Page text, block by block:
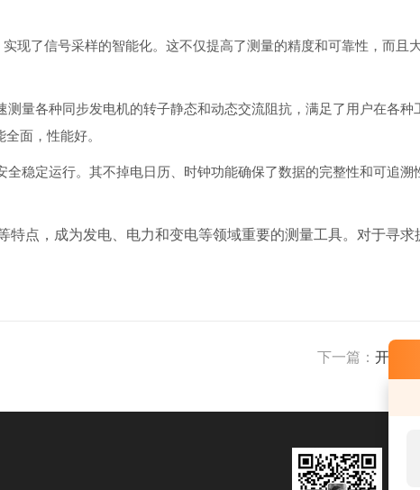
现了信号采样的智能化。这不仅提高了测量的精度和可靠性，而且
量各种同步发电机的转子静态和动态交流阻抗，满足了用户在各
全面，性能好。
稳定运行。其不掉电日历、时钟功能确保了数据的完整性和可追
点，成为发电、电力和变电等领域重要的测量工具。对于寻
下一篇： 开关